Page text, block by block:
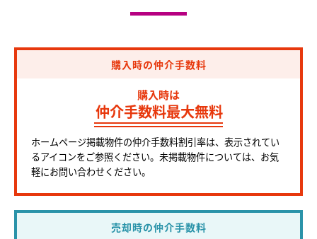
購入時の仲介手数料
購入時は
仲介手数料最大無料
ホームページ掲載物件の仲介手数料割引率は、表示されてい
るアイコンをご参照ください。未掲載物件については、お気
軽にお問い合わせください。
売却時の仲介手数料